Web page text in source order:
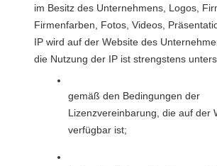
im Besitz des Unternehmens, Logos,
Firmenfarben, Fotos, Videos,
IP wird auf der Website des
die Nutzung der IP ist strengstens
gemäß den Bedingungen der
Lizenzvereinbarung, die auf der
verfügbar ist;